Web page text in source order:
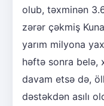
olub, təxminən
zərər çəkmiş
yarım milyona
həftə sonra belə,
davam etsə də,
dəstəkdən asılı